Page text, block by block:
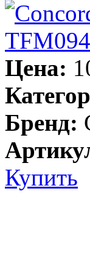
Цена:
Бренд:
Купить